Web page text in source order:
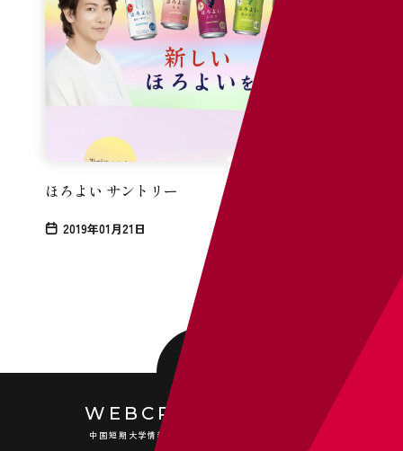
ほろよい サントリー
2019年01月21日
WEBCRE8TOR.COM
中国短期大学情報ビジネス学科 メディア科目ブログ